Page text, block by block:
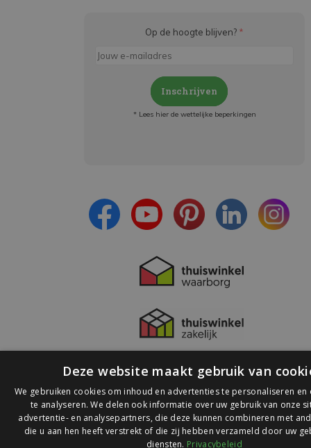
Op de hoogte blijven? *
Inschrijven
* Lees hier de wettelijke beperkingen
© 2026 Ledlichtdiscounter.nl
Deze website maakt gebruik van
We gebruiken cookies om inhoud en advertenties te personaliseren en
te analyseren. We delen ook informatie over uw gebruik van onze
advertentie- en analysepartners, die deze kunnen combineren met
die u aan hen heeft verstrekt of die zij hebben verzameld door uw
diensten. Privacybeleid